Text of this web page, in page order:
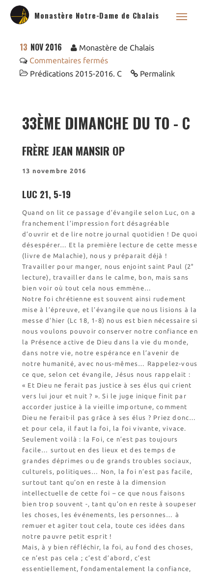
Monastère Notre-Dame de Chalais
l’Église
Visites virtuelles
Accueil monastique
Informations pratiques
Horaires
Accueil de groupes
Séjours étudiant(e)s
Bénévolat
Covoiturage
La boutique – Librairie
Biscuiterie St Dominique
Revendeurs en ISÈRE
Nos emballages
Nos biscuits
Nos ingrédients
L’association
Prochains événements
Dernières conférences
Contact Accueil
Contact Boutique
13 NOV 2016
Monastère de Chalais
Commentaires fermés
Prédications 2015-2016. C
Permalink
33ÈME DIMANCHE DU TO - C
FRÈRE JEAN MANSIR OP
13 novembre 2016
LUC 21, 5-19
Quand on lit ce passage d’évangile selon Luc, on a
franchement l’impression fort désagréable
d’ouvrir et de lire notre journal quotidien ! De quoi
désespérer… Et la première lecture de cette messe
(livre de Malachie), nous y préparait déjà !
Travailler pour manger, nous enjoint saint Paul (2°
lecture), travailler dans le calme, bon, mais sans
bien voir où tout cela nous emmène…
Notre foi chrétienne est souvent ainsi rudement
mise à l’épreuve, et l’évangile que nous lisions à la
messe d’hier (Lc 18, 1-8) nous est bien nécessaire si
nous voulons pouvoir conserver notre confiance en
la Présence active de Dieu dans la vie du monde,
dans notre vie, notre espérance en l’avenir de
notre humanité, avec nous-mêmes… Rappelez-vous
ce que, selon cet évangile, Jésus nous rappelait :
« Et Dieu ne ferait pas justice à ses élus qui crient
vers lui jour et nuit ? ». Si le juge inique finit par
accorder justice à la vieille importune, comment
Dieu ne ferait-il pas grâce à ses élus ? Priez donc…
et pour cela, il faut la foi, la foi vivante, vivace.
Seulement voilà : la Foi, ce n’est pas toujours
facile… surtout en des lieux et des temps de
grandes déprimes ou de grands troubles sociaux,
culturels, politiques… Non, la foi n’est pas facile,
surtout tant qu’on en reste à la dimension
intellectuelle de cette foi – ce que nous faisons
bien trop souvent -, tant qu’on en reste à soupeser
les choses, les événements, les personnes… à
remuer et agiter tout cela, toute ces idées dans
notre pauvre petit esprit !
Mais, à y bien réfléchir, la foi, au fond des choses,
ce n’est pas cela ; c’est d’abord, c’est
essentiellement, fondamentalement la confiance,